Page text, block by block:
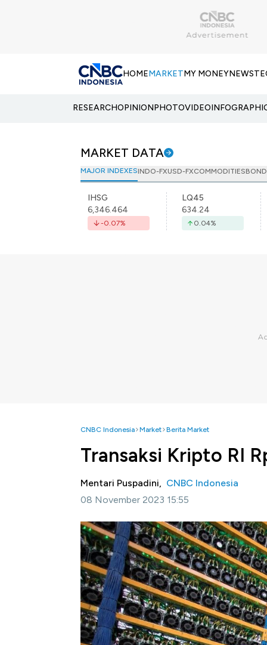
HOMEMARKETMY MONEYNEWS
RESEARCHOPINIONPHOTOVIDEO
MARKET DATA
MAJOR INDEXESINDO-FXUSD-FXCOMMODITIES
IHSG
6,346.464
-0.07%
LQ45
634.24
0.04%
CNBC Indonesia Market Berita Market
Transaksi Kripto RI
Mentari Puspadini, CNBC Indonesia
08 November 2023 15:55